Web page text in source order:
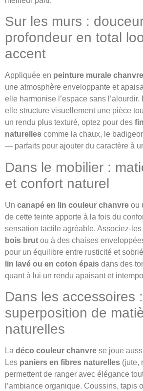
Sur les murs :
profondeur en total
accent
Appliquée en peinture murale chanvre
une atmosphère enveloppante et
elle harmonise l’espace sans l’alourdir.
elle structure visuellement une pièce
un rendu plus texturé, optez pour des
naturelles comme la chaux, le
— parfaits pour ajouter du caractère à
Dans le mobilier :
et confort naturel
Un canapé en lin couleur chanvre ou
de cette teinte apporte à la fois du
sensation tactile agréable. Associez-les
bois brut ou à des chaises
pour un équilibre entre rusticité et
lin lavé ou en coton épais dans des
quant à lui un rendu apaisant et
Dans les accessoires :
superposition de
naturelles
La déco couleur chanvre se joue
Les paniers en fibres naturelles (jute,
permettent de ranger avec élégance
l’ambiance organique. Coussins, tapis